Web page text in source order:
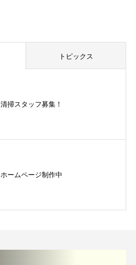
トピックス
清掃スタッフ募集！
ホームページ制作中